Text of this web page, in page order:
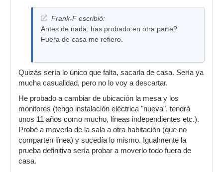
Frank-F escribió:
Antes de nada, has probado en otra parte?
Fuera de casa me refiero.
Quizás sería lo único que falta, sacarla de casa. Sería ya
mucha casualidad, pero no lo voy a descartar.
He probado a cambiar de ubicación la mesa y los
monitores (tengo instalación eléctrica "nueva", tendrá
unos 11 años como mucho, líneas independientes etc.).
Probé a moverla de la sala a otra habitación (que no
comparten línea) y sucedía lo mismo. Igualmente la
prueba definitiva sería probar a moverlo todo fuera de
casa.